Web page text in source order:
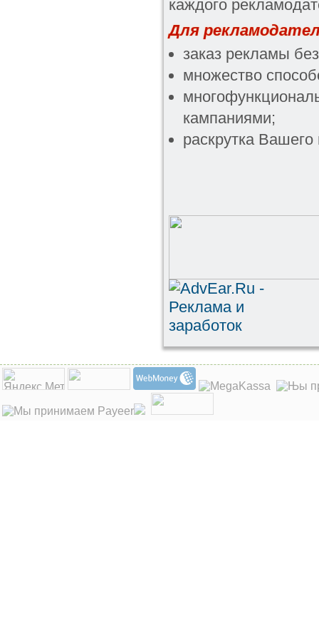
каждого
Для
заказ рекламы
множество
кампаниями;
раскрутка